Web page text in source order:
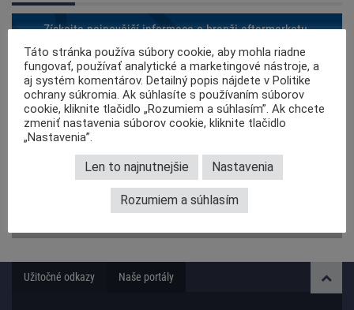
Získejte nejnovější informace o branži aftermarketu.
REGISTRUJTE SA
Sociálne siete
Pridajte sa k nám naFacebooku
Sledujte nás na
Užitočné odkazy Naše portály
Táto stránka používa súbory cookie, aby mohla riadne
fungovať, používať analytické a marketingové nástroje, a
aj systém komentárov. Detailný popis nájdete v Politike
ochrany súkromia. Ak súhlasíte s používaním súborov
cookie, kliknite tlačidlo „Rozumiem a súhlasím”. Ak chcete
zmeniť nastavenia súborov cookie, kliknite tlačidlo
„Nastavenia”.
Len to najnutnejšie Nastavenia
Rozumiem a súhlasím